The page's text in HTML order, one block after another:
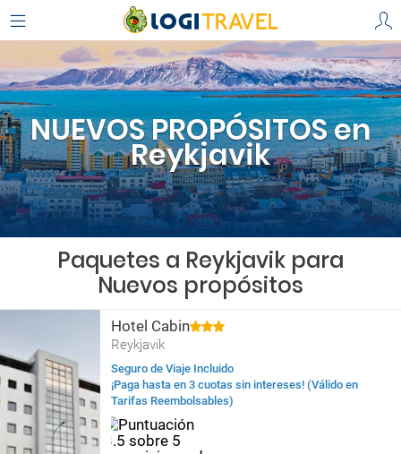
NUEVOS PROPÓSITOS en
Reykjavik
Paquetes a Reykjavik para
Nuevos propósitos
Hotel Cabin
Reykjavik
Seguro de Viaje Incluido
¡Paga hasta en 3 cuotas sin intereses! (Válido en
Tarifas Reembolsables)